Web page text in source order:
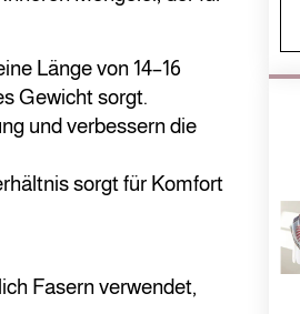
Länge von 14–16
Gewicht sorgt.
und verbessern die
sorgt für Komfort
Fasern verwendet,